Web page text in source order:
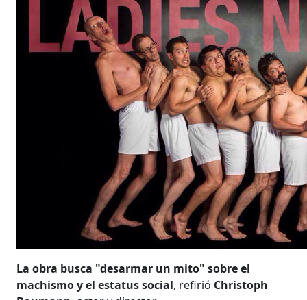
La obra busca "desarmar un mito" sobre el
machismo y el estatus social, refirió Christoph